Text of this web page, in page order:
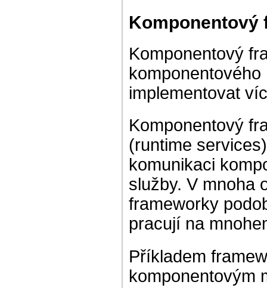
Komponentový
Komponentový
implementovat
Komponentový
(runtime
komunikaci
služby. V mnoha
frameworky
pracují na
Příkladem
komponentovým